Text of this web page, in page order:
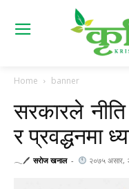
Home banner
सरकारले नीति
र प्रवद्धनमा
𓂃🖊 सराेज खनाल - २०७५ असार,